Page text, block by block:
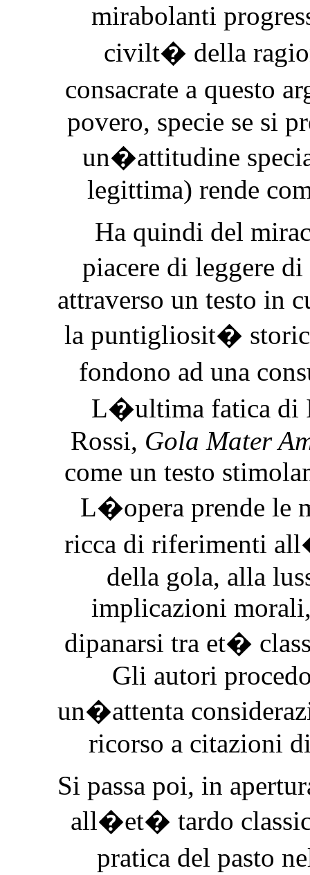
mirabolanti
civilt� della
consacrate a questo
povero, specie se si
un�attitudine
legittima) rende
Ha quindi del
piacere di leggere
attraverso un testo in
la puntigliosit�
fondono ad una
L�ultima fatica di
Rossi, Gola Mater
come un testo
L�opera prende le
ricca di riferimenti
della gola, alla
implicazioni
dipanarsi tra et�
Gli autori
un�attenta
ricorso a citazioni
Si passa poi, in
all�et� tardo
pratica del pasto